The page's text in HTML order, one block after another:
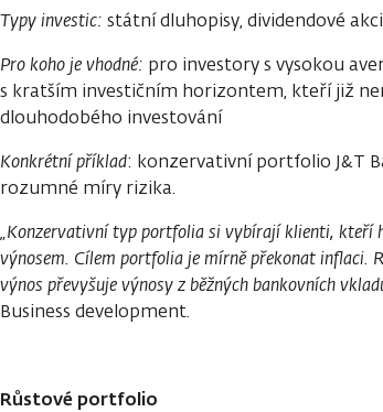
Typy investic: státní dluhopisy, dividendové
Pro koho je vhodné: pro investory s vysokou
s kratším investičním horizontem, kteří již
dlouhodobého investování
Konkrétní příklad: konzervativní portfolio J&T
rozumné míry rizika.
„Konzervativní typ portfolia si vybírají klienti, kteří
výnosem. Cílem portfolia je mírně překonat inflaci.
výnos převyšuje výnosy z běžných bankovních
Business development.
Růstové portfolio